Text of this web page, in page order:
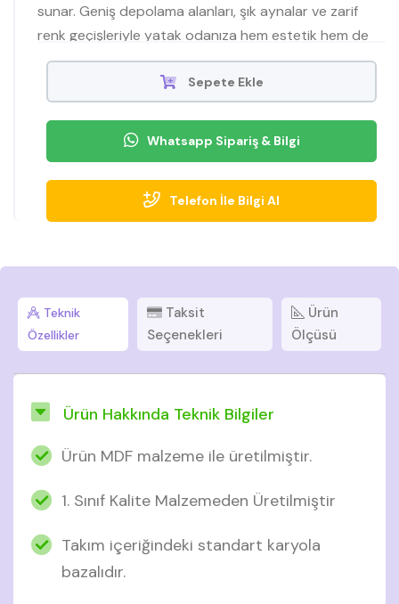
sunar. Geniş depolama alanları, şık aynalar ve zarif
renk geçişleriyle yatak odanıza hem estetik hem de
pratik bir dokunuş kazandırır.
Sepete Ekle
Whatsapp Sipariş & Bilgi
Telefon İle Bilgi Al
Teknik
Özellikler
Taksit
Seçenekleri
Ürün
Ölçüsü
Ürün Hakkında Teknik Bilgiler
Ürün MDF malzeme ile üretilmiştir.
1. Sınıf Kalite Malzemeden Üretilmiştir
Takım içeriğindeki standart karyola
bazalıdır.